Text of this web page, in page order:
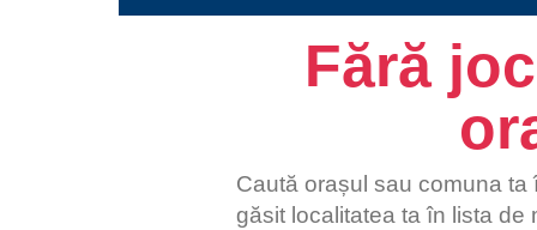
Fără
Caută orașul sau comuna
găsit localitatea ta în lista de